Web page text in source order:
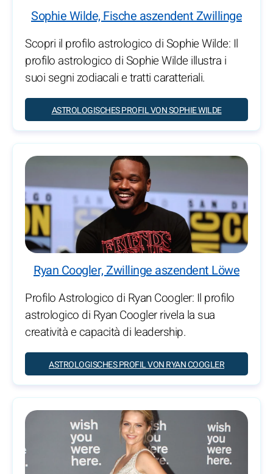
Sophie Wilde, Fische aszendent Zwillinge
Scopri il profilo astrologico di Sophie Wilde: Il
profilo astrologico di Sophie Wilde illustra i
suoi segni zodiacali e tratti caratteriali.
ASTROLOGISCHES PROFIL VON SOPHIE WILDE
Ryan Coogler, Zwillinge aszendent Löwe
Profilo Astrologico di Ryan Coogler: Il profilo
astrologico di Ryan Coogler rivela la sua
creatività e capacità di leadership.
ASTROLOGISCHES PROFIL VON RYAN COOGLER